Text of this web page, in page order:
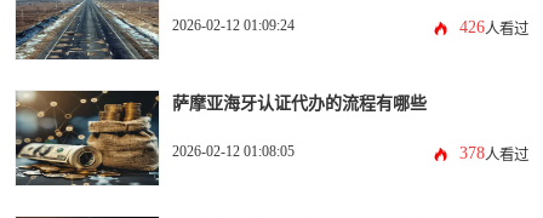
2026-02-12 01:09:24 426人看过
萨摩亚海牙认证代办的流程有哪些
2026-02-12 01:08:05 378人看过